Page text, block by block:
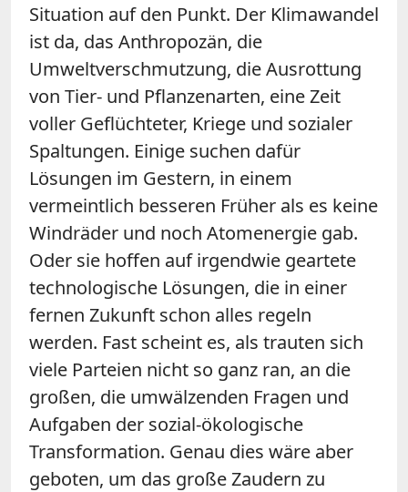
Situation auf den Punkt. Der Klimawandel
ist da, das Anthropozän, die
Umweltverschmutzung, die Ausrottung
von Tier- und Pflanzenarten, eine Zeit
voller Geflüchteter, Kriege und sozialer
Spaltungen. Einige suchen dafür
Lösungen im Gestern, in einem
vermeintlich besseren Früher als es keine
Windräder und noch Atomenergie gab.
Oder sie hoffen auf irgendwie geartete
technologische Lösungen, die in einer
fernen Zukunft schon alles regeln
werden. Fast scheint es, als trauten sich
viele Parteien nicht so ganz ran, an die
großen, die umwälzenden Fragen und
Aufgaben der sozial-ökologische
Transformation. Genau dies wäre aber
geboten, um das große Zaudern zu